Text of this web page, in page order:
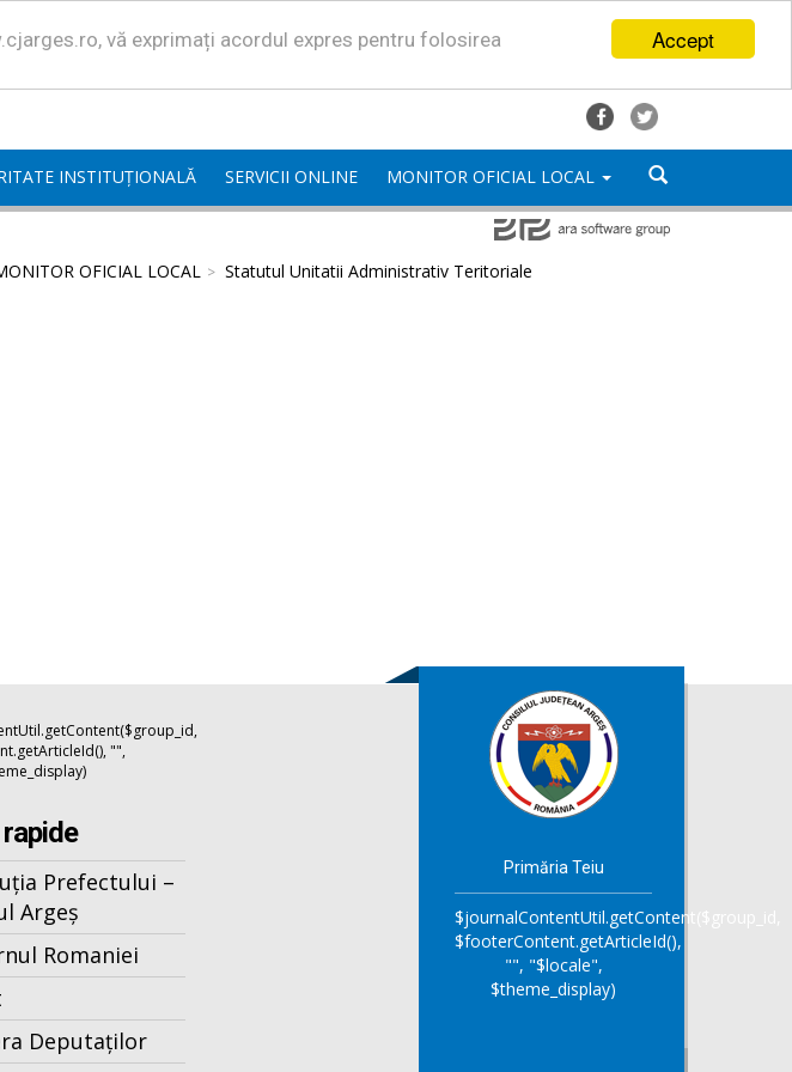
Accept
vă exprimați acordul expres pentru folosirea
INSTITUȚIONALĂ SERVICII ONLINE MONITOR OFICIAL LOCAL
OFICIAL LOCAL Statutul Unitatii Administrativ Teritoriale
"",
Prefectului –
Argeș
Romaniei
Deputaților
Primăria Teiu
$journalContentUtil.getContent($group_id,
$footerContent.getArticleId(),
"", "$locale",
$theme_display)